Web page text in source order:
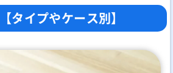
タイプやケース別】